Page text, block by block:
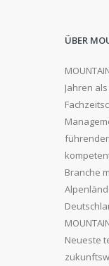
ÜBER
Jahren
Branche
Neueste